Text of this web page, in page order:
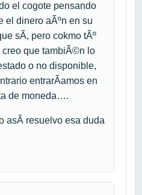
el cogote pensando
el dinero aÃºn en su
sÃ­, pero cokmo tÃº
creo que tambiÃ©n lo
o no disponible,
entrarÃ­amos en
de moneda….
asÃ­ resuelvo esa duda